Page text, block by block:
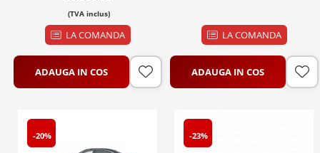
(TVA inclus)
LA COMANDA
ADAUGA IN COS
LA COMANDA
ADAUGA IN COS
-20% -23%